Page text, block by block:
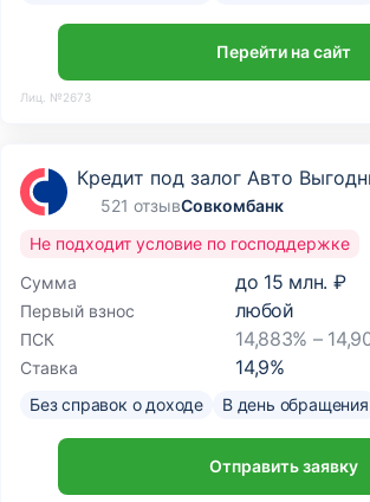
Перейти на сайт
Лиц. №2673
Кредит под залог Авто
521 отзывСовкомбанк
Сумма до 15 млн. ₽
Первый взнос любой
ПСК 14,883% –
Ставка 14,9%
Не подходит условие по господдержке
Без справок о доходе В день обращения
Отправить заявку